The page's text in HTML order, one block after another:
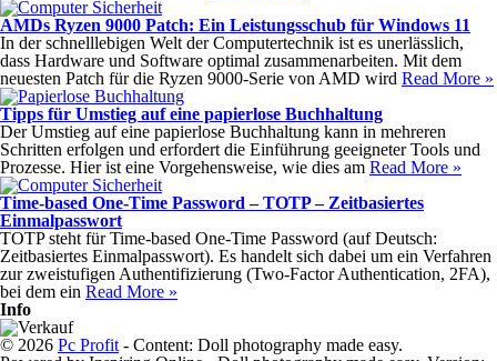
AMDs Ryzen 9000 Patch: Ein Leistungsschub für Windows 11
In der schnelllebigen Welt der Computertechnik ist es unerlässlich,
dass Hardware und Software optimal zusammenarbeiten. Mit dem
neuesten Patch für die Ryzen 9000-Serie von AMD wird Read More »
Tipps für Umstieg auf eine papierlose Buchhaltung
Der Umstieg auf eine papierlose Buchhaltung kann in mehreren
Schritten erfolgen und erfordert die Einführung geeigneter Tools und
Prozesse. Hier ist eine Vorgehensweise, wie dies am Read More »
Time-based One-Time Password – TOTP – Zeitbasiertes
Einmalpasswort
TOTP steht für Time-based One-Time Password (auf Deutsch:
Zeitbasiertes Einmalpasswort). Es handelt sich dabei um ein Verfahren
zur zweistufigen Authentifizierung (Two-Factor Authentication, 2FA),
bei dem ein Read More »
Info
© 2026 Pc Profit - Content: Doll photography made easy.